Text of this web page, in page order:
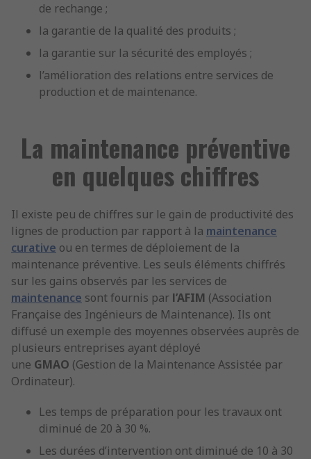
de rechange ;
la garantie de la qualité des produits ;
la garantie sur la sécurité des employés ;
l’amélioration des relations entre services de
production et de maintenance.
La maintenance préventive
en quelques chiffres
Il existe peu de chiffres sur le gain de productivité des
lignes de production par rapport à la maintenance
curative ou en termes de déploiement de la
maintenance préventive. Les seuls éléments chiffrés
sur les gains observés par les services de
maintenance sont fournis par l’AFIM (Association
Française des Ingénieurs de Maintenance). Ils ont
diffusé un exemple des moyennes observées auprès de
plusieurs entreprises ayant déployé
une GMAO (Gestion de la Maintenance Assistée par
Ordinateur).
Les temps de préparation pour les travaux ont
diminué de 20 à 30 %.
Les durées d’intervention ont diminué de 10 à 30